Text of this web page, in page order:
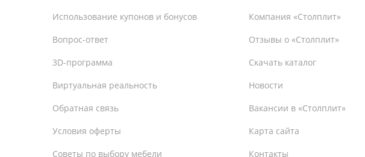
Использование купонов и бонусов
Вопрос-ответ
3D-программа
Виртуальная реальность
Обратная связь
Условия оферты
Советы по выбору мебели
Компания «Столплит»
Отзывы о «Столплит»
Скачать каталог
Новости
Вакансии в «Столплит»
Карта сайта
Контакты